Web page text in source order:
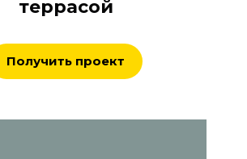
террасой
Получить проект